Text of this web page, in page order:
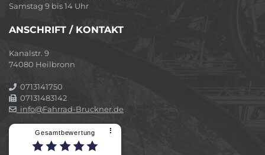
Samstag 9 bis 14 Uhr
ANSCHRIFT / KONTAKT
Kanalstr. 9
74080 Heilbronn
0713141750
07131483142
info@Fahrrad-Bruckner.de
Gesamtbewertung ⠇